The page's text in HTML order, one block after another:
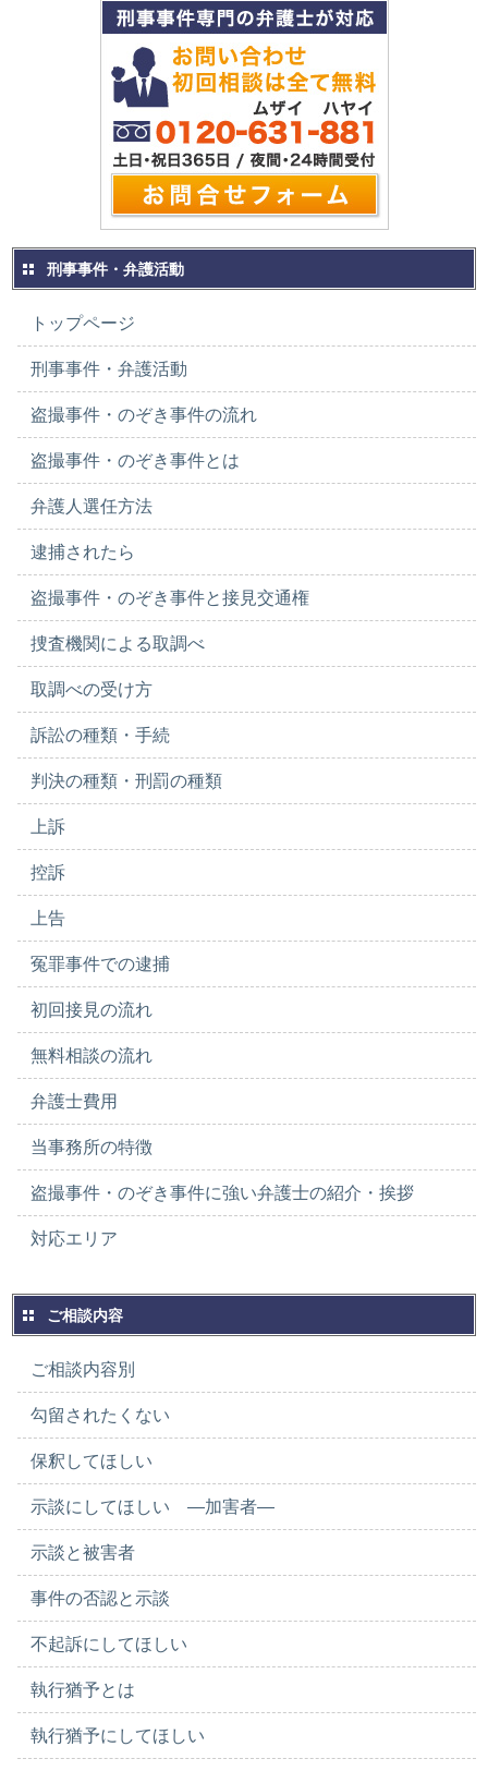
刑事事件・弁護活動
トップページ
刑事事件・弁護活動
盗撮事件・のぞき事件の流れ
盗撮事件・のぞき事件とは
弁護人選任方法
逮捕されたら
盗撮事件・のぞき事件と接見交通権
捜査機関による取調べ
取調べの受け方
訴訟の種類・手続
判決の種類・刑罰の種類
上訴
控訴
上告
冤罪事件での逮捕
初回接見の流れ
無料相談の流れ
弁護士費用
当事務所の特徴
盗撮事件・のぞき事件に強い弁護士の紹介・挨拶
対応エリア
ご相談内容
ご相談内容別
勾留されたくない
保釈してほしい
示談にしてほしい ―加害者―
示談と被害者
事件の否認と示談
不起訴にしてほしい
執行猶予とは
執行猶予にしてほしい